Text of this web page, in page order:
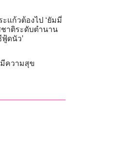
แก้วต้องไป ‘ยัมมี่
ชาติระดับตำนาน
ฟู้ดนัว’
ความสุข